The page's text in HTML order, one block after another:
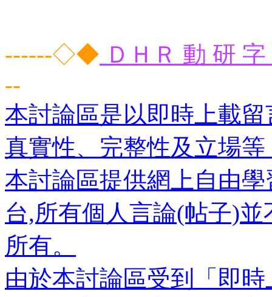
------◇◆ ＤＨＲ 動 研
--
本討論區是以即時上載
真實性、完整性及立場
本討論區提供網上自由
台,所有個人言論(帖子)
所有。
由於本討論區受到「即